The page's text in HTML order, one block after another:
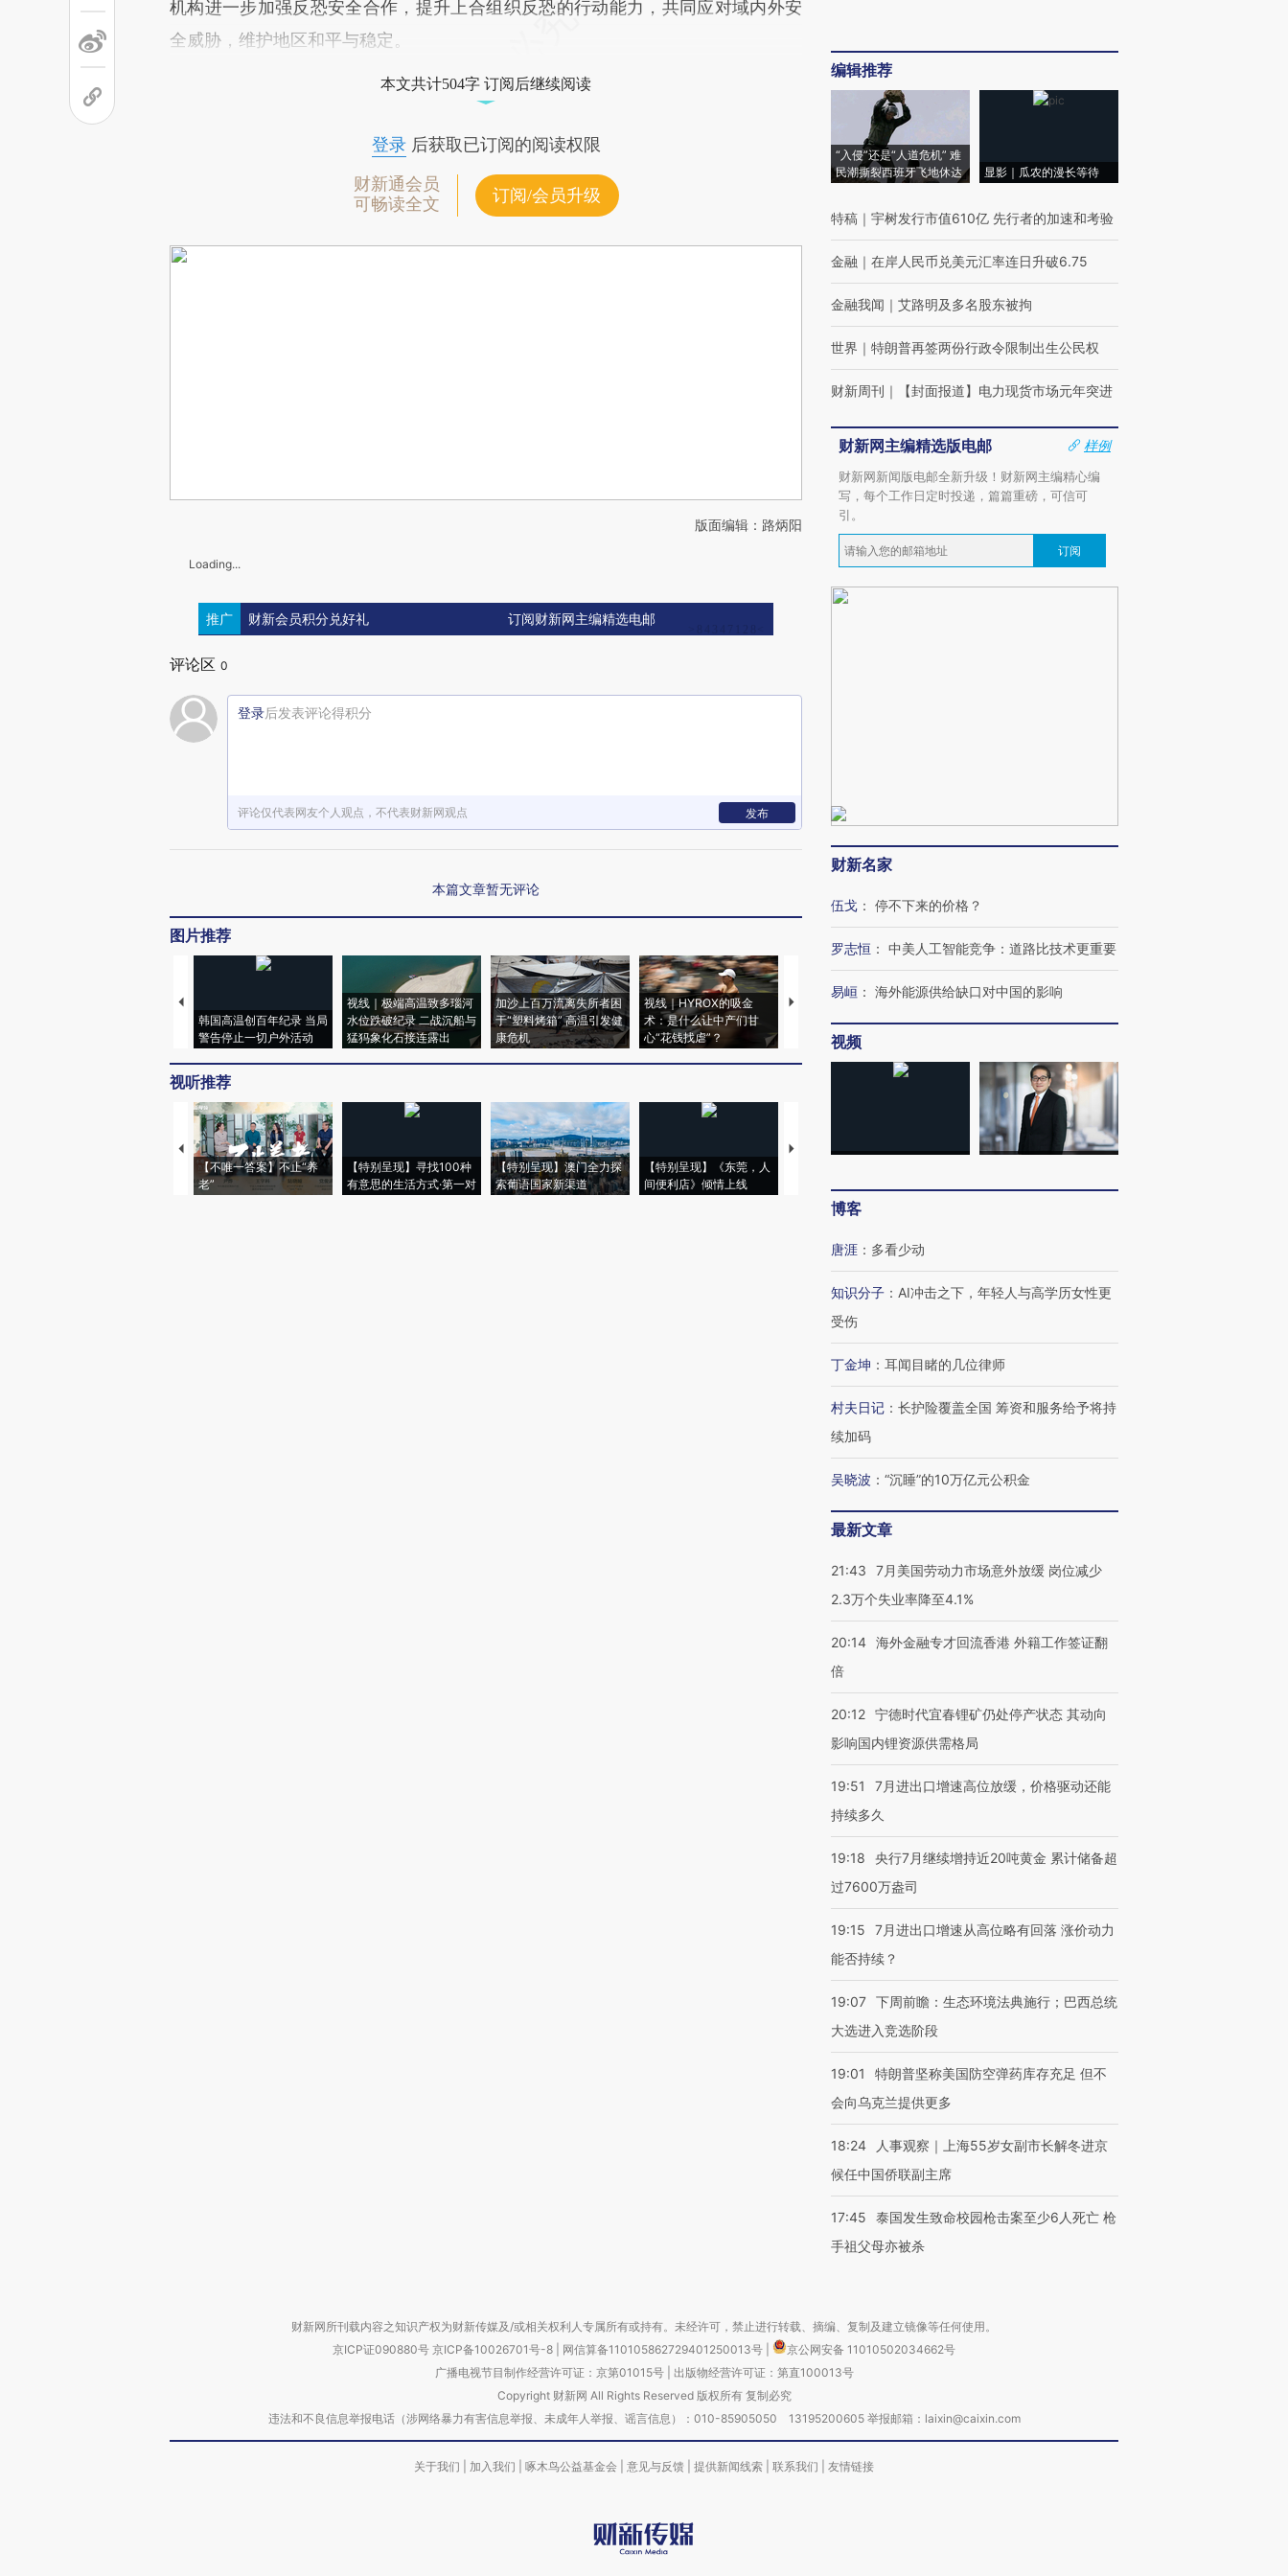
机构进一步加强反恐安全合作，提升上合组织反恐的行动能力，共同应对域内外安
全威胁，维护地区和平与稳定。
本文共计504字 订阅后继续阅读
登录后获取已订阅的阅读权限
财新通会员
可畅读全文
订阅/会员升级
版面编辑：路炳阳
Loading...
推广 财新会员积分兑好礼 订阅财新网主编精选电邮
评论区 0
登录后发表评论得积分
评论仅代表网友个人观点，不代表财新网观点 发布
本篇文章暂无评论
图片推荐
韩国高温创百年纪录 当局
警告停止一切户外活动
视线｜极端高温致多瑙河
水位跌破纪录 二战沉船与
猛犸象化石接连露出
加沙上百万流离失所者困
于“塑料烤箱” 高温引发健
康危机
视线｜HYROX的吸金
术：是什么让中产们甘
心“花钱找虐”？
马航飞行员跨国走私7万
粒摇头丸 尿检体内含3种
视线｜被称为“蟑螂”的印
度Z世代 用街头抗争将教
机”？难民潮撕裂西班牙
视听推荐
【不唯一答案】不止“养
老”
【特别呈现】寻找100种
有意思的生活方式·第一对
【特别呈现】澳门全力探
索葡语国家新渠道
【特别呈现】《东莞，人
间便利店》倾情上线
【推广】走进第四届链博
【商旅对话】华住集团
编辑推荐
“入侵”还是“人道危机” 难
民潮撕裂西班牙飞地休达
显影｜瓜农的漫长等待
特稿 ｜ 宇树发行市值610亿 先行者的加速和考验
金融 ｜ 在岸人民币兑美元汇率连日升破6.75
金融我闻 ｜ 艾路明及多名股东被拘
世界 ｜ 特朗普再签两份行政令限制出生公民权
财新周刊 ｜ 【封面报道】电力现货市场元年突进
财新网主编精选版电邮
样例
财新网新闻版电邮全新升级！财新网主编精心编
写，每个工作日定时投递，篇篇重磅，可信可
引。
订阅
财新名家
伍戈 ： 停不下来的价格？
罗志恒 ： 中美人工智能竞争：道路比技术更重要
易峘 ： 海外能源供给缺口对中国的影响
视频
博客
唐涯 ： 多看少动
知识分子 ： AI冲击之下，年轻人与高学历女性更
受伤
丁金坤 ： 耳闻目睹的几位律师
村夫日记 ： 长护险覆盖全国 筹资和服务给予将持
续加码
吴晓波 ： “沉睡”的10万亿元公积金
最新文章
21:43
7月美国劳动力市场意外放缓 岗位减少
2.3万个失业率降至4.1%
20:14 海外金融专才回流香港 外籍工作签证翻
倍
20:12 宁德时代宜春锂矿仍处停产状态 其动向
影响国内锂资源供需格局
19:51
7月进出口增速高位放缓，价格驱动还能
持续多久
19:18
央行7月继续增持近20吨黄金 累计储备超
过7600万盎司
19:15
7月进出口增速从高位略有回落 涨价动力
能否持续？
19:07 下周前瞻：生态环境法典施行；巴西总统
大选进入竞选阶段
19:01
特朗普坚称美国防空弹药库存充足 但不
会向乌克兰提供更多
18:24
人事观察｜上海55岁女副市长解冬进京
候任中国侨联副主席
17:45
泰国发生致命校园枪击案至少6人死亡 枪
手祖父母亦被杀
财新网所刊载内容之知识产权为财新传媒及/或相关权利人专属所有或持有。未经许可，禁止进行转载、摘编、复制及建立镜像等任何使用。
京ICP证090880号 京ICP备10026701号-8 网信算备110105862729401250013号
京公网安备 11010502034662号
广播电视节目制作经营许可证：京第01015号| 出版物经营许可证：第直100013号
Copyright 财新网 All Rights Reserved 版权所有 复制必究
违法和不良信息举报电话（涉网络暴力有害信息举报、未成年人举报、谣言信息）：010-85905050 13195200605 举报邮箱：laixin@caixin.com
关于我们 加入我们 啄木鸟公益基金会 意见与反馈 提供新闻线索 联系我们 友情链接